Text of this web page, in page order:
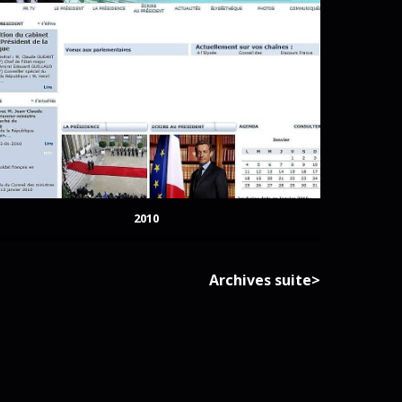
2010
Archives suite>